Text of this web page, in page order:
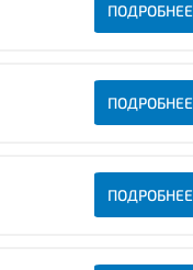
ПОДРОБНЕЕ
ПОДРОБНЕЕ
ПОДРОБНЕЕ